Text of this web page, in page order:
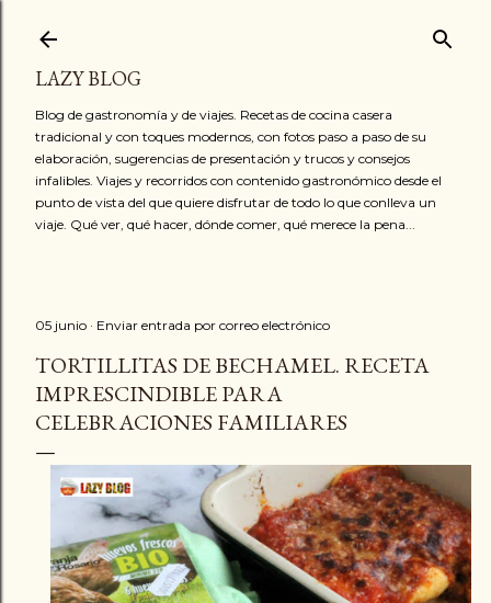
LAZY BLOG
Blog de gastronomía y de viajes. Recetas de cocina casera
tradicional y con toques modernos, con fotos paso a paso de su
elaboración, sugerencias de presentación y trucos y consejos
infalibles. Viajes y recorridos con contenido gastronómico desde el
punto de vista del que quiere disfrutar de todo lo que conlleva un
viaje. Qué ver, qué hacer, dónde comer, qué merece la pena...
05 junio Enviar entrada por correo electrónico
TORTILLITAS DE BECHAMEL. RECETA
IMPRESCINDIBLE PARA
CELEBRACIONES FAMILIARES